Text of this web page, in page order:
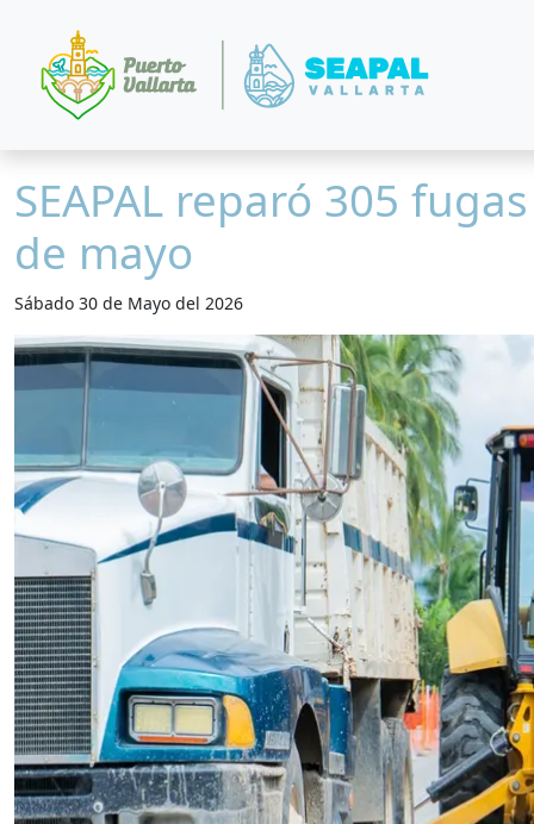
SEAPAL reparó 305
de mayo
Sábado 30 de Mayo del 2026